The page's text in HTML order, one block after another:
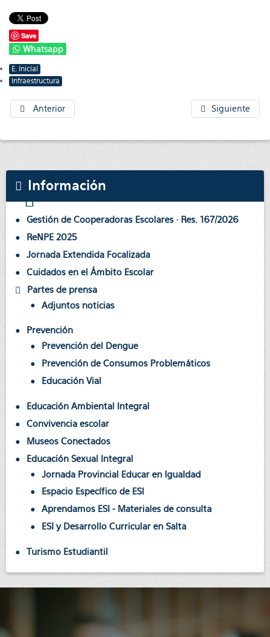
Save
Whatsapp
E. Inicial
Infraestructura
Anterior Siguiente
Información
Gestión de Cooperadoras Escolares · Res. 167/2026
ReNPE 2025
Jornada Extendida Focalizada
Cuidados en el Ámbito Escolar
Partes de prensa
Adjuntos noticias
Prevención
Prevención del Dengue
Prevención de Consumos Problemáticos
Educación Vial
Educación Ambiental Integral
Convivencia escolar
Museos Conectados
Educación Sexual Integral
Jornada Provincial Educar en Igualdad
Espacio Específico de ESI
Aprendamos ESI - Materiales de consulta
ESI y Desarrollo Curricular en Salta
Turismo Estudiantil